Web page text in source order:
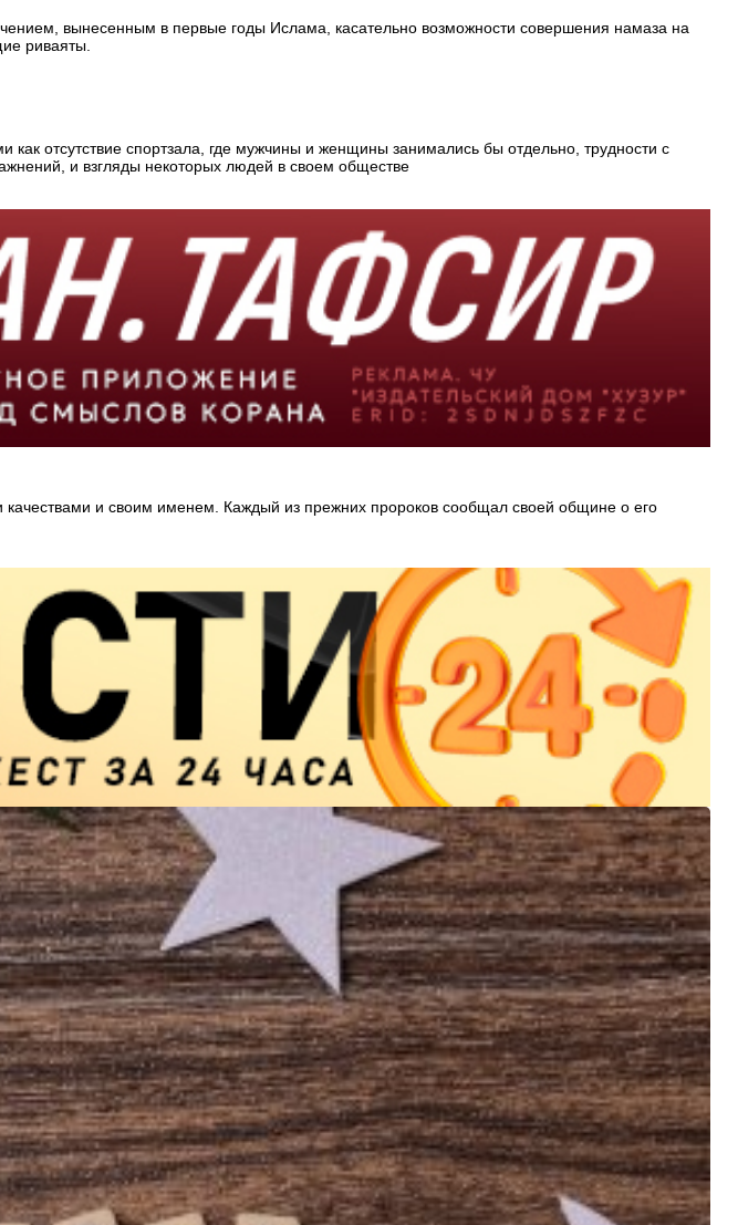
вынесенным в первые годы Ислама, касательно возможности совершения намаза на
риваяты.
отсутствие спортзала, где мужчины и женщины занимались бы отдельно, трудности с
и взгляды некоторых людей в своем обществе
и своим именем. Каждый из прежних пророков сообщал своей общине о его